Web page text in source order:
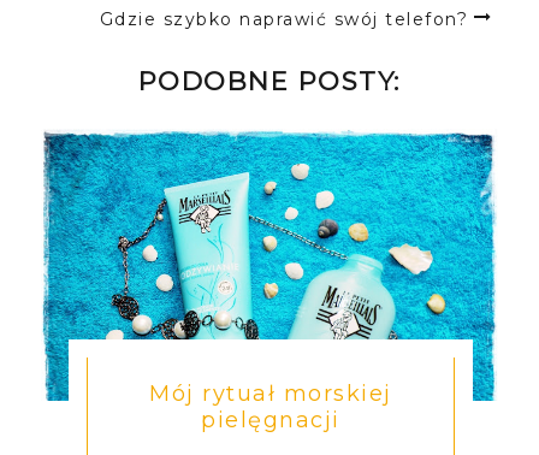
Gdzie szybko naprawić swój telefon?
PODOBNE POSTY:
Mój rytuał morskiej
pielęgnacji